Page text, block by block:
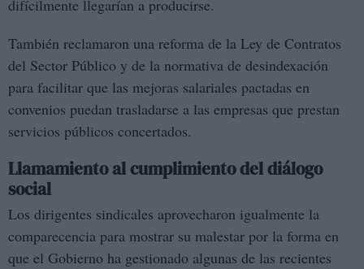
difícilmente llegarían a producirse.
También reclamaron una reforma de la Ley de Contratos
del Sector Público y de la normativa de desindexación
para facilitar que las mejoras salariales pactadas en
convenios puedan trasladarse a las empresas que prestan
servicios públicos concertados.
Llamamiento al cumplimiento del diálogo
social
Los dirigentes sindicales aprovecharon igualmente la
comparecencia para mostrar su malestar por la forma en
que el Gobierno ha gestionado algunas de las recientes